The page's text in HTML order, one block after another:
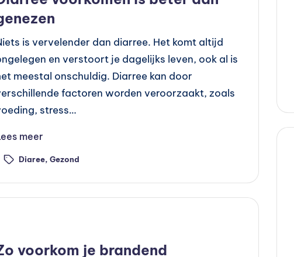
is vervelender dan diarree. Het komt altijd
en verstoort je dagelijks leven, ook al is
meestal onschuldig. Diarree kan door
factoren worden veroorzaakt, zoals
stress…
meer
Diaree, Gezond
voorkom je brandend